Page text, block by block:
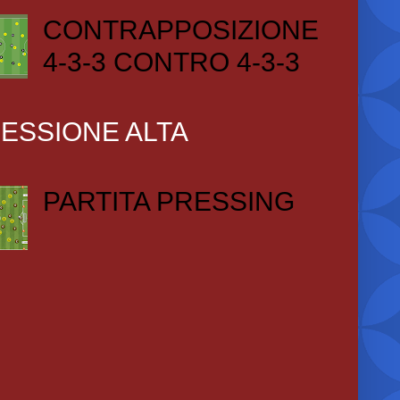
CONTRAPPOSIZIONE
4-3-3 CONTRO 4-3-3
ALTA
PARTITA PRESSING